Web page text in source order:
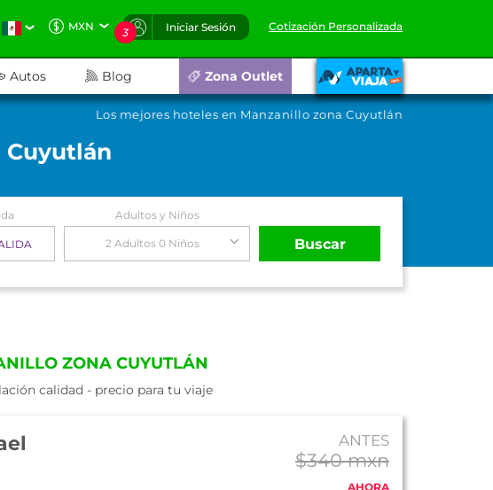
MXN 3 Iniciar Sesión Cotización Personalizada
Autos Blog Zona Outlet
Los mejores hoteles en Manzanillo zona Cuyutlán
Cuyutlán
Adultos y Niños
2 Adultos 0 Niños Buscar
ZONA CUYUTLÁN
calidad - precio para tu viaje
ANTES
$340 mxn
AHORA